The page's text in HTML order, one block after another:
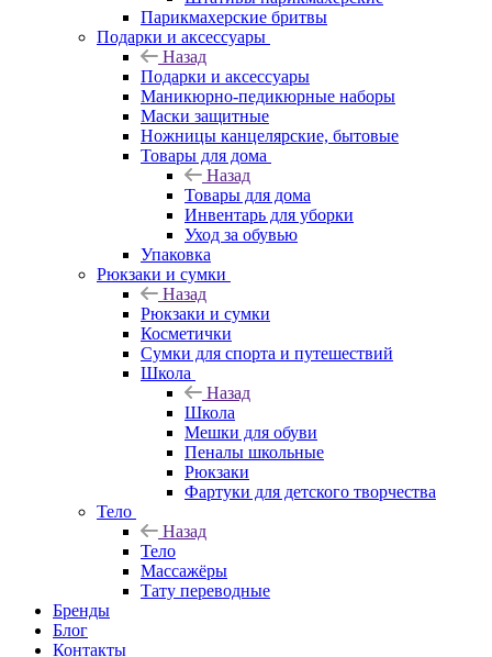
Парикмахерские бритвы
Подарки и аксессуары
Назад
Подарки и аксессуары
Маникюрно-педикюрные наборы
Маски защитные
Ножницы канцелярские, бытовые
Товары для дома
Назад
Товары для дома
Инвентарь для уборки
Уход за обувью
Упаковка
Рюкзаки и сумки
Назад
Рюкзаки и сумки
Косметички
Сумки для спорта и путешествий
Школа
Назад
Школа
Мешки для обуви
Пеналы школьные
Рюкзаки
Фартуки для детского творчества
Тело
Назад
Тело
Массажёры
Тату переводные
Бренды
Блог
Контакты